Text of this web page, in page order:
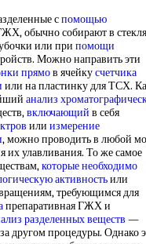
спомощью
обычно собирают в
или при помощи
Можно направить эти
прямов ячейкусчетчика
или на пластинку для ТСХ.
анализ
включающий в себя
или измерение
, можно проводить в любой
их улавливания. То же самое
которые необходимо
активностьили
требующимся для
препаративная ГЖХ и
разделенных веществ —
за другом процедуры. Однако